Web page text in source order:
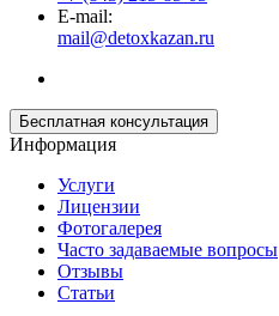
E-mail:
mail@detoxkazan.ru
Бесплатная консультация
Информация
Услуги
Лицензии
Фотогалерея
Часто задаваемые вопросы
Отзывы
Статьи